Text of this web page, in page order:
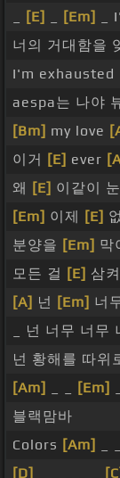
[E] [Em]
_
너의 거대함을
I'm exhausted
aespa는 나야
[Bm] my love
이거
[E] ever
왜
[E] 이같이
[Em] 이제 [E]
분양을 [Em] 막
모든 걸 [E] 삼
[A] 넌 [Em] 너
_ 넌 너무 너무
넌 황해를 따위
[Am]
[Em]
블랙맘바
Colors [Am]
[D]